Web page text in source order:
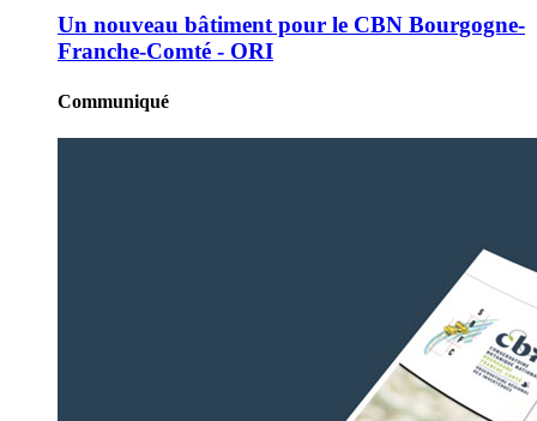
Un nouveau bâtiment pour le CBN Bourgogne-
Franche-Comté - ORI
Communiqué